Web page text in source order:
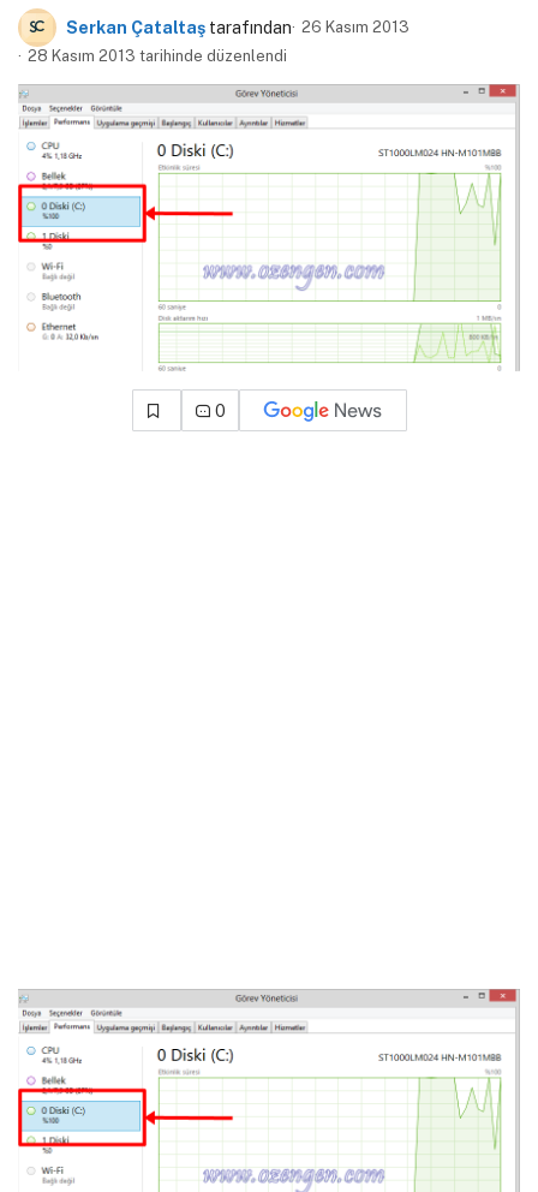
Serkan Çataltaş tarafından 26 Kasım 2013
28 Kasım 2013 tarihinde düzenlendi
0